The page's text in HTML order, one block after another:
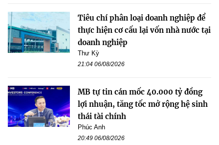
Tiêu chí phân loại doanh nghiệp để
thực hiện cơ cấu lại vốn nhà nước tại
doanh nghiệp
Thư Kỳ
21:04 06/08/2026
MB tự tin cán mốc 40.000 tỷ đồng
lợi nhuận, tăng tốc mở rộng hệ sinh
thái tài chính
Phúc Anh
20:49 06/08/2026